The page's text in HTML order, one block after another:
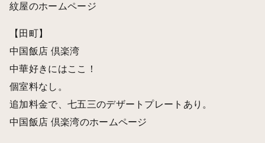
紋屋のホームページ
【田町】
中国飯店 倶楽湾
中華好きにはここ！
個室料なし。
追加料金で、七五三のデザートプレートあり。
中国飯店 倶楽湾のホームページ